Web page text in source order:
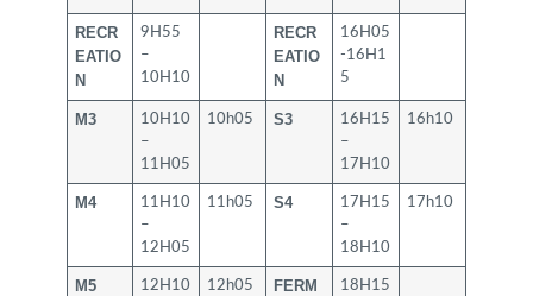
RECR
EATIO
N
9H55
–
10H10
RECR
EATIO
N
16H05
-16H1
5
M3
10H10
–
11H05
10h05 S3
16H15
–
17H10
16h10
M4
11H10
–
12H05
11h05 S4
17H15
–
18H10
17h10
M5
12H10
12h05
FERM
18H15